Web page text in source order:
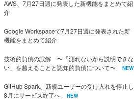
AWS、7月27日週に発表した新機能をまとめて紹
介
Google Workspaceで7月27日週に発表された新
機能をまとめて紹介
技術的負債の誤解 〜「測れないから説明できな
い」を越えることと認知的負債について〜
NEW
GitHub Spark、新規ユーザーの受け入れを停止し
8月にサービス終了へ
NEW